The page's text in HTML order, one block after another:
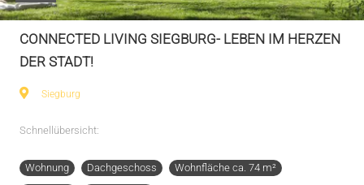
CONNECTED LIVING SIEGBURG- LEBEN IM HERZEN
DER STADT!
Siegburg
Schnellübersicht:
Wohnung Dachgeschoss
Wohnfläche ca. 74 m²